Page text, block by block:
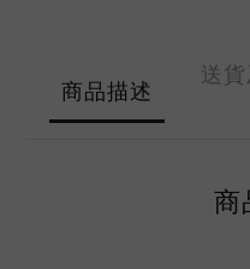
商品描述
送
商